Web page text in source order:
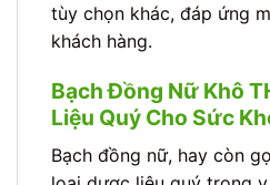
tùy chọn khác, đáp ứng
khách hàng.
Bạch Đồng Nữ Khô
Liệu Quý Cho Sức
Bạch đồng nữ, hay còn